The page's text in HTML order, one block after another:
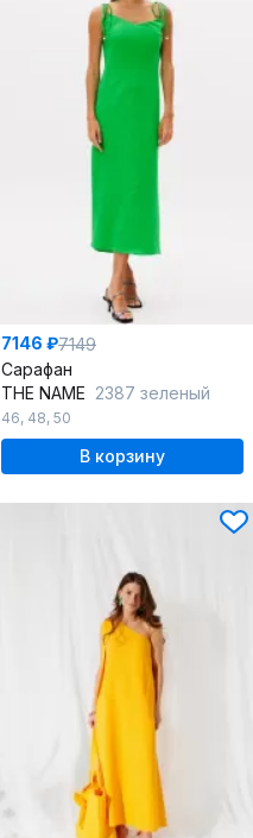
7146 ₽7149
Сарафан
THE NAME 2387 зеленый
46, 48, 50
В корзину